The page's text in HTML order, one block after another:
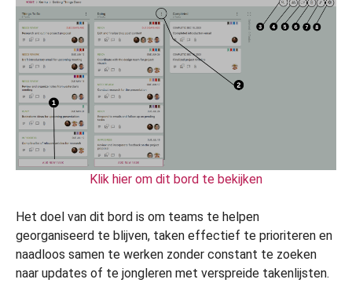
Klik hier om dit bord te bekijken
Het doel van dit bord is om teams te helpen
georganiseerd te blijven, taken effectief te prioriteren en
naadloos samen te werken zonder constant te zoeken
naar updates of te jongleren met verspreide takenlijsten.